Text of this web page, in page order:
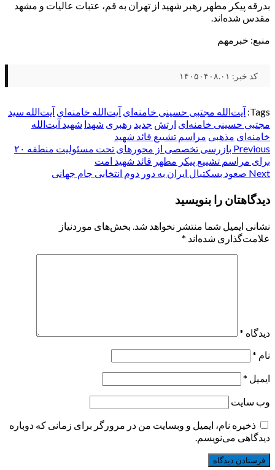
بدرقه پیکر مطهر رهبر شهید از تهران به قم، عتبات عالیات و مشهد
مقدس شده‌اند.
منبع: خبر‌مهم
کد خبر: ۱۴۰۵۰۴۰۸.۰۱
Tags: آيت‌الله مجتبی حسینی خامنه‌ای آیت‌الله خامنه‌ای آیت‌الله سید
مجتبی حسینی خامنه‌ای ارتش جدید رهبری شهدا شهید آیت‌الله
خامنه‌ای مذهبی مراسم تشییع قائد شهید
Post
navigation
Previous
بازرسی تخصصی از محورهای تحت مسئولیت منطقه ۲۰
برای مراسم تشییع پیکر مطهر قائد شهید امت
Next صعود بسکتبال ایران به دور دوم انتخابی جام جهانی
دیدگاهتان را بنویسید
نشانی ایمیل شما منتشر نخواهد شد. بخش‌های موردنیاز
علامت‌گذاری شده‌اند *
دیدگاه *
نام *
ایمیل *
وب‌ سایت
ذخیره نام، ایمیل و وبسایت من در مرورگر برای زمانی که دوباره
دیدگاهی می‌نویسم.